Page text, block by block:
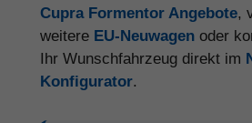
Cupra Formentor Angebote,
weitere EU-Neuwagen oder
Ihr Wunschfahrzeug direkt im
Konfigurator.